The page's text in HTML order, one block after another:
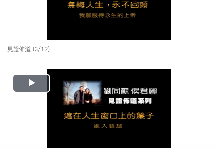
見證佈道 (3/12)
Play
Video